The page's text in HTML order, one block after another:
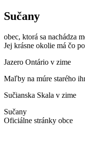
Sučany
obec, ktorá sa nachádza
Jej krásne okolie má čo
Jazero Ontário v zime
Maľby na múre starého
Sučianska Skala v zime
Sučany
Oficiálne stránky obce